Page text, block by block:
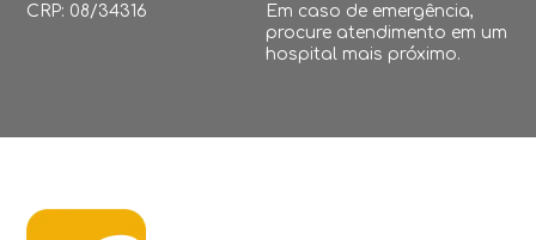
CRP: 08/34316
Em caso de emergência,
procure atendimento em um
hospital mais próximo.